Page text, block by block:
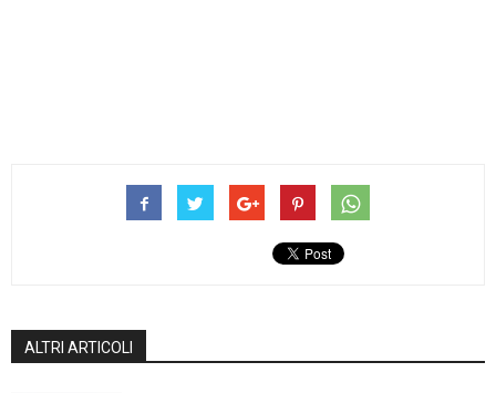
ALTRI ARTICOLI